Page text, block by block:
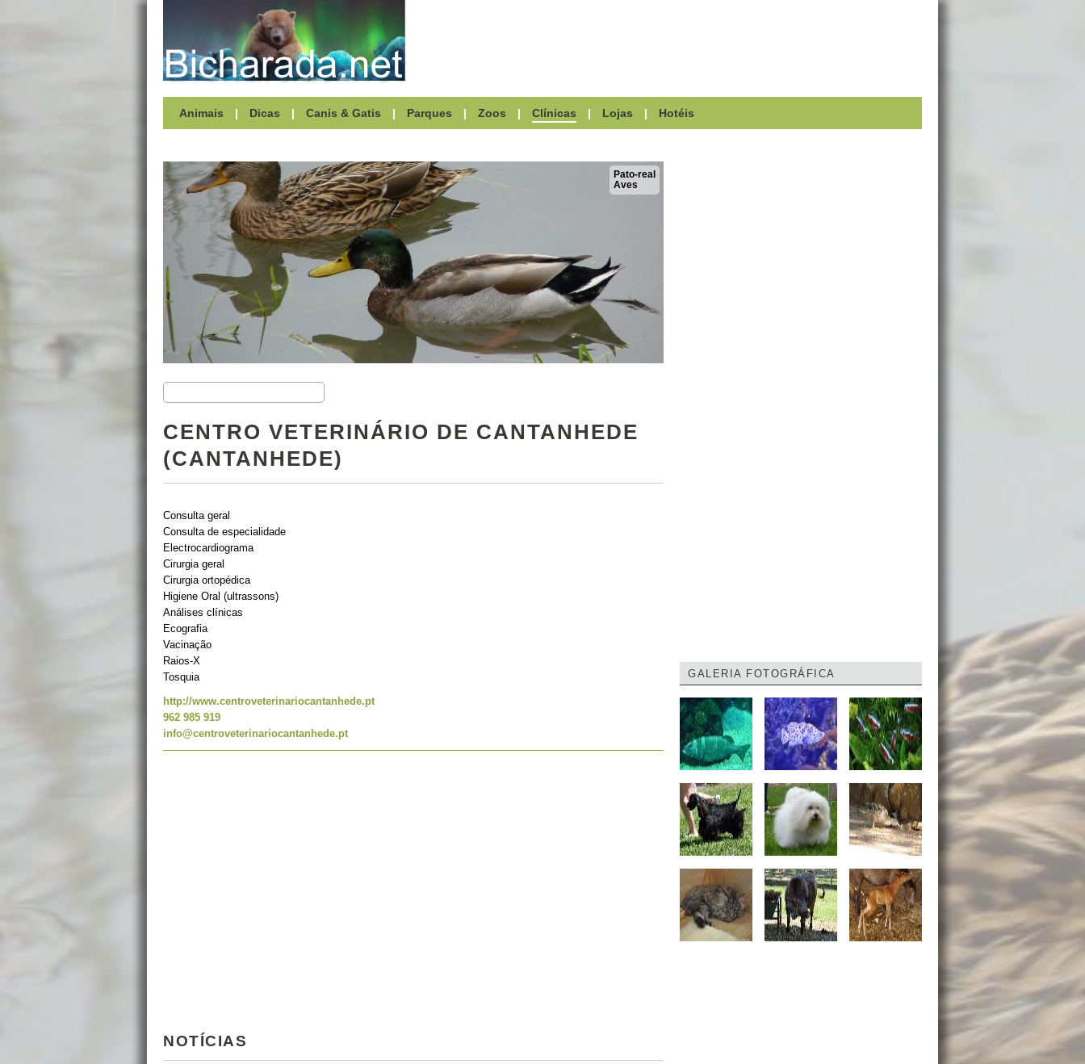
Animais | Dicas | Canis & Gatis | Parques | Zoos | Clínicas | Lojas | Hotéis
Pato-real
Aves
CENTRO VETERINÁRIO DE CANTANHEDE
(CANTANHEDE)
Consulta geral
Consulta de especialidade
Electrocardiograma
Cirurgia geral
Cirurgia ortopédica
Higiene Oral (ultrassons)
Análises clínicas
Ecografia
Vacinação
Raios-X
Tosquia
http://www.centroveterinariocantanhede.pt
962 985 919
info@centroveterinariocantanhede.pt
NOTÍCIAS
GALERIA FOTOGRÁFICA